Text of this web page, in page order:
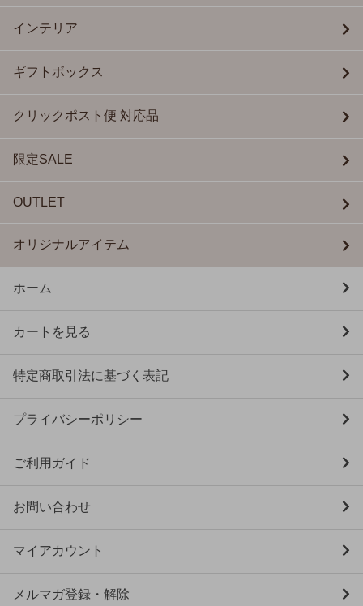
インテリア
ギフトボックス
クリックポスト便 対応品
限定SALE
OUTLET
オリジナルアイテム
ホーム
カートを見る
特定商取引法に基づく表記
プライバシーポリシー
ご利用ガイド
お問い合わせ
マイアカウント
メルマガ登録・解除